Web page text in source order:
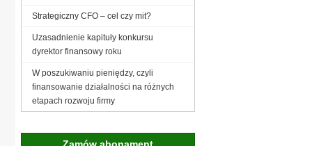
Strategiczny CFO – cel czy mit?
Uzasadnienie kapituły konkursu
dyrektor finansowy roku
W poszukiwaniu pieniędzy, czyli
finansowanie działalności na różnych
etapach rozwoju firmy
Zamów abonament